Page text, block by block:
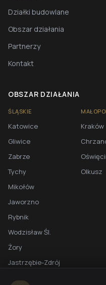
Działki budowlane
Obszar działania
Partnerzy
Kontakt
OBSZAR DZIAŁANIA
ŚLĄSKIE
Katowice
Gliwice
Zabrze
Tychy
Mikołów
Jaworzno
Rybnik
Wodzisław Śl.
Żory
Jastrzębie-Zdrój
Kraków
Olkusz